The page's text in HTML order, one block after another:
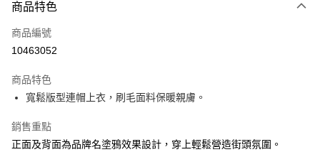
悠遊付
AFTEE先享後付
相關說明
AFTEE先享後付是「在收到商品之後才付款」的支付方式。 讓您購物簡單
便利好安心！
１．簡單：不需註冊會員、不需綁卡、不需儲值。
３．安心：先確認商品／服務後，再付款。
ATM付款
商品特色
商品編號
10463052
商品特色
寬鬆版型連帽上衣，刷毛面料保暖親膚。
銷售重點
正面及背面為品牌名塗鴉效果設計，穿上輕鬆營造街頭氛圍。